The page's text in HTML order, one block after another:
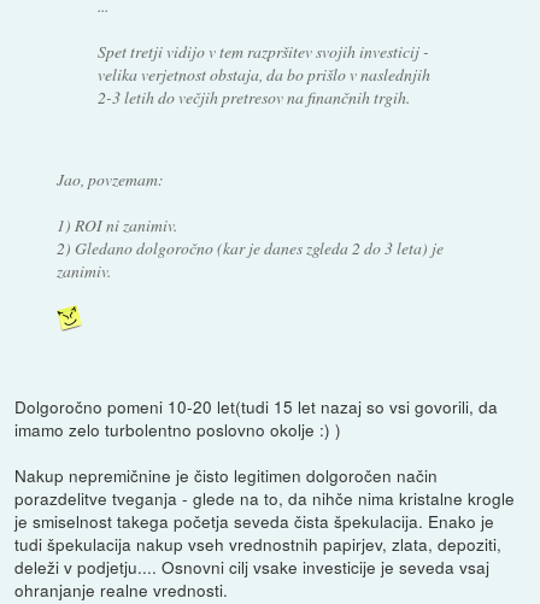
...
Spet tretji vidijo v tem razpršitev svojih investicij -
velika verjetnost obstaja, da bo prišlo v naslednjih
2-3 letih do večjih pretresov na finančnih trgih.
Jao, povzemam:
1) ROI ni zanimiv.
2) Gledano dolgoročno (kar je danes zgleda 2 do 3 leta) je
zanimiv.
Dolgoročno pomeni 10-20 let(tudi 15 let nazaj so vsi govorili, da
imamo zelo turbolentno poslovno okolje :) )
Nakup nepremičnine je čisto legitimen dolgoročen način
porazdelitve tveganja - glede na to, da nihče nima kristalne krogle
je smiselnost takega početja seveda čista špekulacija. Enako je
tudi špekulacija nakup vseh vrednostnih papirjev, zlata, depoziti,
deleži v podjetju.... Osnovni cilj vsake investicije je seveda vsaj
ohranjanje realne vrednosti.